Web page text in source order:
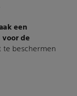
een
de
te beschermen